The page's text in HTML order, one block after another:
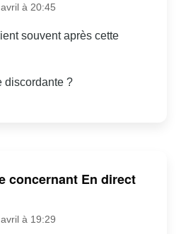
à 20:45
souvent après cette
discordante ?
concernant En direct
à 19:29